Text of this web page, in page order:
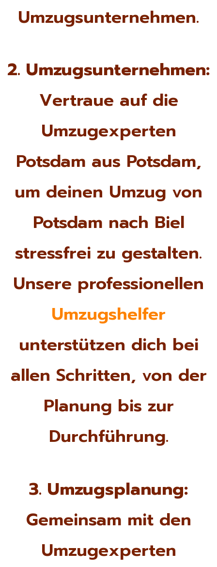
Umzugsunternehmen.
2. Umzugsunternehmen:
Vertraue auf die
Umzugexperten
Potsdam aus Potsdam,
um deinen Umzug von
Potsdam nach Biel
stressfrei zu gestalten.
Unsere professionellen
Umzugshelfer
unterstützen dich bei
allen Schritten, von der
Planung bis zur
Durchführung.
3. Umzugsplanung:
Gemeinsam mit den
Umzugexperten